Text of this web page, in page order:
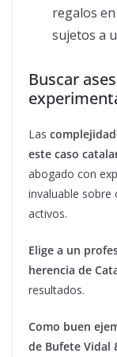
regalos
sujetos a
Buscar
Las
este caso
abogado con
invaluable sobre
activos.
Elige a un
herencia de
resultados.
Como buen
de Bufete Vidal